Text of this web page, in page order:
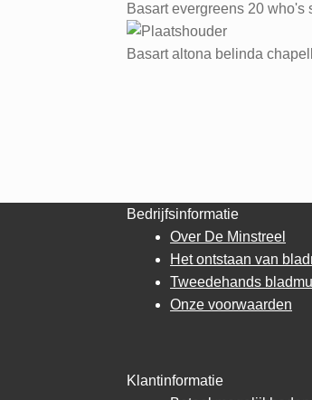
Basart evergreens 20 who's
Basart altona belinda
Bedrijfsinformatie
Over De Minstreel
Het ontstaan van
Tweedehands
Onze voorwaarden
Klantinformatie